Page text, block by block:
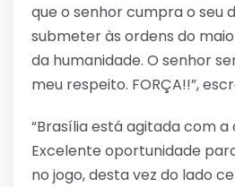
que o senhor cumpra o seu
submeter às ordens do
da humanidade. O senhor
meu respeito. FORÇA!!”,
“Brasília está agitada com
Excelente oportunidade
no jogo, desta vez do lado